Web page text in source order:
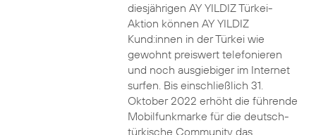
diesjährigen AY YILDIZ Türkei-
Aktion können AY YILDIZ
Kund:innen in der Türkei wie
gewohnt preiswert telefonieren
und noch ausgiebiger im Internet
surfen. Bis einschließlich 31.
Oktober 2022 erhöht die führende
Mobilfunkmarke für die deutsch-
türkische Community das